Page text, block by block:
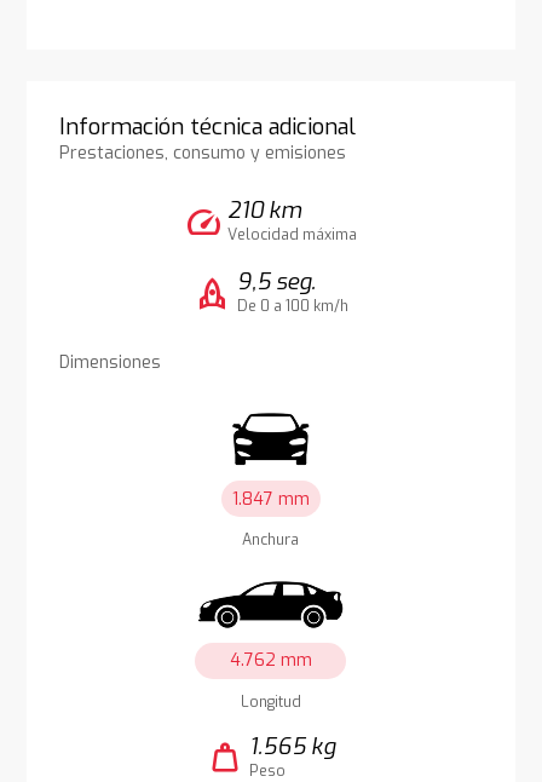
Información técnica adicional
Prestaciones, consumo y emisiones
speed 210 km
Velocidad máxima
rocket 9,5 seg.
De 0 a 100 km/h
Dimensiones
1.847 mm
Anchura
4.762 mm
Longitud
weight 1.565 kg
Peso